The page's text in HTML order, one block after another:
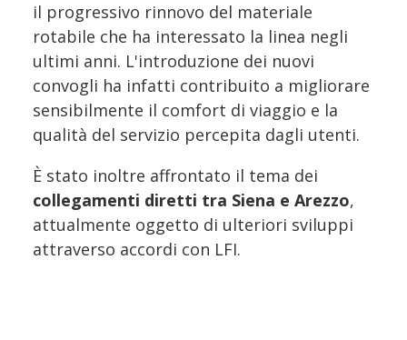
il progressivo rinnovo del materiale
rotabile che ha interessato la linea negli
ultimi anni. L'introduzione dei nuovi
convogli ha infatti contribuito a migliorare
sensibilmente il comfort di viaggio e la
qualità del servizio percepita dagli utenti.
È stato inoltre affrontato il tema dei
collegamenti diretti tra Siena e Arezzo,
attualmente oggetto di ulteriori sviluppi
attraverso accordi con LFI.